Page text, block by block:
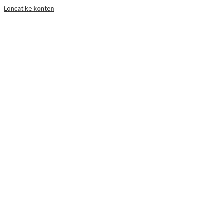
Loncat ke konten